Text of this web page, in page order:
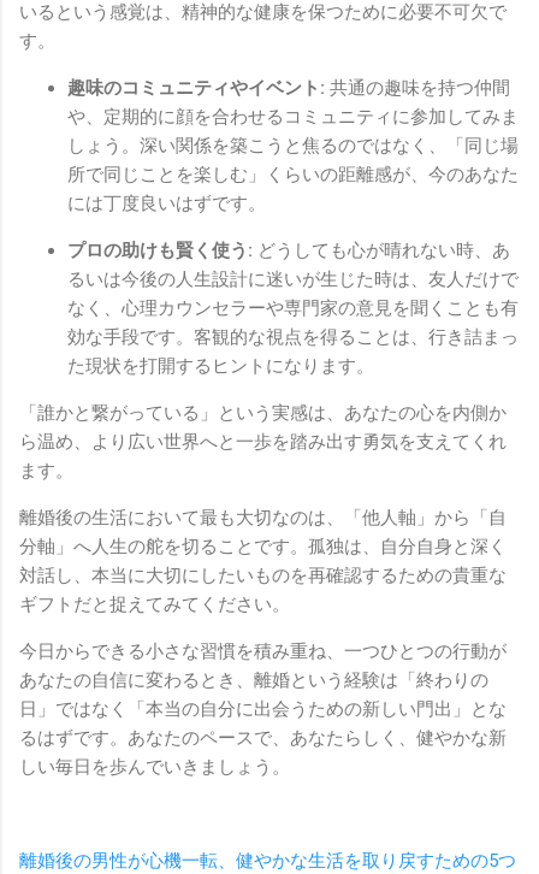
いるという感覚は、精神的な健康を保つために必要不可欠で
す。
趣味のコミュニティやイベント: 共通の趣味を持つ仲間
や、定期的に顔を合わせるコミュニティに参加してみま
しょう。深い関係を築こうと焦るのではなく、「同じ場
所で同じことを楽しむ」くらいの距離感が、今のあなた
には丁度良いはずです。
プロの助けも賢く使う: どうしても心が晴れない時、あ
るいは今後の人生設計に迷いが生じた時は、友人だけで
なく、心理カウンセラーや専門家の意見を聞くことも有
効な手段です。客観的な視点を得ることは、行き詰まっ
た現状を打開するヒントになります。
「誰かと繋がっている」という実感は、あなたの心を内側か
ら温め、より広い世界へと一歩を踏み出す勇気を支えてくれ
ます。
離婚後の生活において最も大切なのは、「他人軸」から「自
分軸」へ人生の舵を切ることです。孤独は、自分自身と深く
対話し、本当に大切にしたいものを再確認するための貴重な
ギフトだと捉えてみてください。
今日からできる小さな習慣を積み重ね、一つひとつの行動が
あなたの自信に変わるとき、離婚という経験は「終わりの
日」ではなく「本当の自分に出会うための新しい門出」とな
るはずです。あなたのペースで、あなたらしく、健やかな新
しい毎日を歩んでいきましょう。
離婚後の男性が心機一転、健やかな生活を取り戻すための5つ